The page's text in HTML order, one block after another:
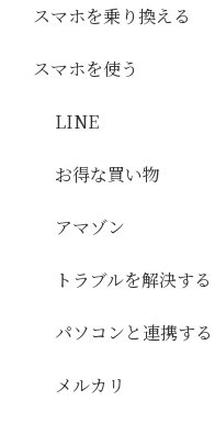
スマホを乗り換える
スマホを使う
LINE
お得な買い物
アマゾン
トラブルを解決する
パソコンと連携する
メルカリ